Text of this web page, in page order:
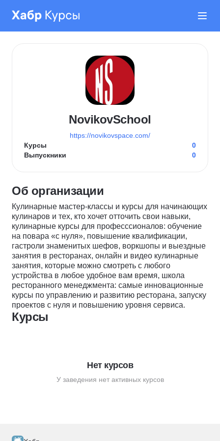
NovikovSchool
https://novikovspace.com/
Курсы
0
Выпускники
0
Об организации
Кулинарные мастер-классы и курсы для начинающих
кулинаров и тех, кто хочет отточить свои навыки,
кулинарные курсы для професссионалов: обучение
на повара «с нуля», повышение квалификации,
гастроли знаменитых шефов, воркшопы и выездные
занятия в ресторанах, онлайн и видео кулинарные
занятия, которые можно смотреть с любого
устройства в любое удобное вам время, школа
ресторанного менеджмента: самые инновационные
курсы по управлению и развитию ресторана, запуску
проектов с нуля и повышению уровня сервиса.
Курсы
Нет курсов
У заведения нет активных курсов